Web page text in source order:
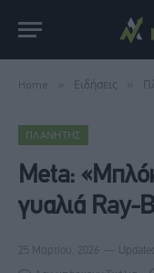
Home Ειδήσεις
ΠΛΑΝΉΤΗΣ
Meta:
γυαλιά Ray-
25 Μαρτίου, 2026 Updated: